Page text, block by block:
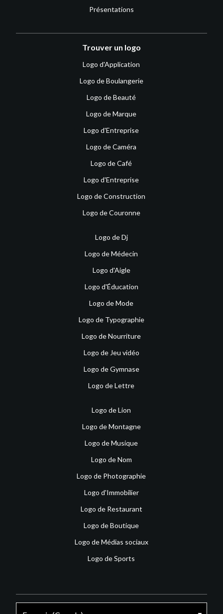
Présentations
Trouver un logo
Logo d'Application
Logo de Boulangerie
Logo de Beauté
Logo de Marque
Logo d'Entreprise
Logo de Caméra
Logo de Café
Logo d'Entreprise
Logo de Construction
Logo de Couronne
Logo de Dj
Logo de Médecin
Logo d'Aigle
Logo d'Éducation
Logo de Mode
Logo de Typographie
Logo de Nourriture
Logo de Jeu vidéo
Logo de Gymnase
Logo de Lettre
Logo de Lion
Logo de Montagne
Logo de Musique
Logo de Nom
Logo de Photographie
Logo d'Immobilier
Logo de Restaurant
Logo de Boutique
Logo de Médias sociaux
Logo de Sports